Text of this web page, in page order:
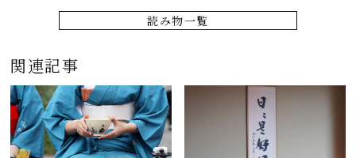
読み物一覧
関連記事